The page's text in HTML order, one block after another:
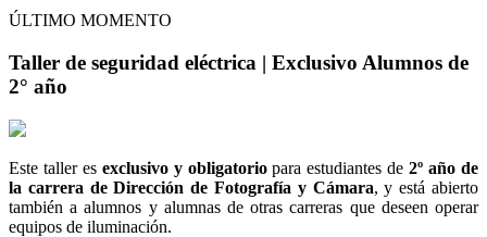
ÚLTIMO MOMENTO
Taller de seguridad eléctrica | Exclusivo Alumnos de
2° año
Este taller es exclusivo y obligatoriopara estudiantes de2º año de
la carrera de Dirección de Fotografía y Cámara, y está abierto
también a alumnos y alumnas de otras carreras que deseen operar
equipos de iluminación.